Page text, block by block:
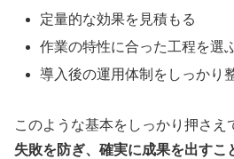
定量的な効果を見積もる
作業の特性に合った工程を選
導入後の運用体制をしっかり
このような基本をしっかり押さえ
失敗を防ぎ、確実に成果を出すこ